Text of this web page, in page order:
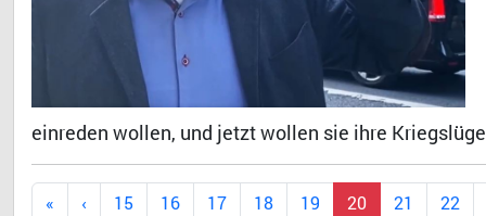
einreden wollen, und jetzt wollen sie ihre
15 16 17 18 19 20 21 22